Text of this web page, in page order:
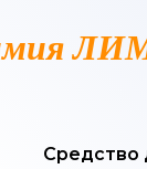
Средство